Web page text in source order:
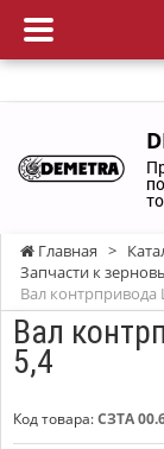
Главная >
Запчасти к
Вал контрпривода
Вал
5,4
Код товара:СЗТА